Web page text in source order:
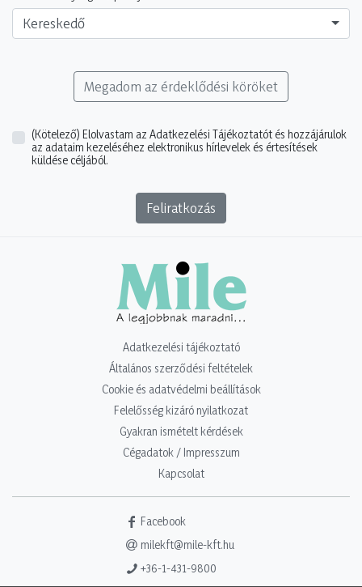
Kereskedő
Megadom az érdeklődési köröket
(Kötelező) Elolvastam az Adatkezelési Tájékoztatót és hozzájárulok
az adataim kezeléséhez elektronikus hírlevelek és értesítések
küldése céljából.
Feliratkozás
Adatkezelési tájékoztató
Általános szerződési feltételek
Cookie és adatvédelmi beállítások
Felelősség kizáró nyilatkozat
Gyakran ismételt kérdések
Cégadatok / Impresszum
Kapcsolat
Facebook
milekft@mile-kft.hu
+36-1-431-9800